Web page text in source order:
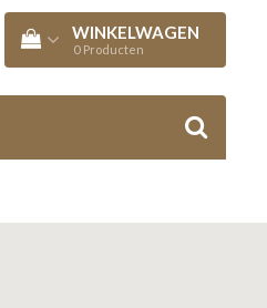
WINKELWAGEN
0 Producten